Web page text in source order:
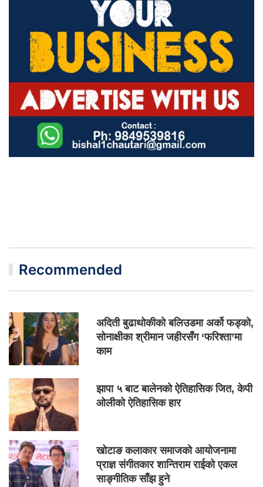
Recommended
अदिती बुढाथोकीको बलिउडमा अर्को फड्को,
सोनाक्षीका श्रीमान जहीरसँग ‘फरिश्ता’मा
काम
झापा ५ बाट बालेनको ऐतिहासिक जित, केपी
ओलीको ऐतिहासिक हार
खोटाङ कलाकार समाजको आयोजनामा
प्राज्ञ संगीतकार शान्तिराम राईको एकल
साङ्गीतिक साँझ हुने